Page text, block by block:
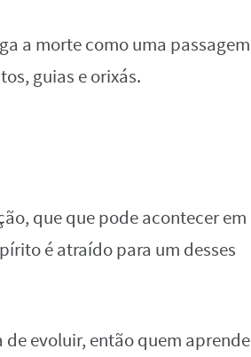
a morte como uma passagem
guias e orixás.
que que pode acontecer em
é atraído para um desses
evoluir, então quem aprende